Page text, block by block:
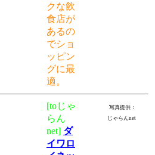
クな飲
食店が
あるの
でショ
ッピン
グに最
適。
[toじゃ
らん
net] ダ
イワロ
写真提供：
じゃらんnet